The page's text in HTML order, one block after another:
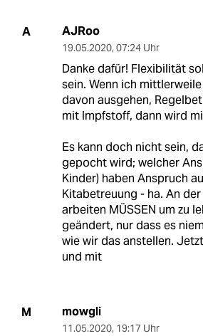
A AJRoo
19.05.2020, 07:24 Uhr
Danke dafür! Flexibilität
sein. Wenn ich
davon ausgehen,
mit Impfstoff, dann wird
Es kann doch nicht sein,
gepocht wird; welcher
Kinder) haben Anspruch
Kitabetreuung - ha. An
arbeiten MÜSSEN um zu
geändert, nur dass es
wie wir das anstellen.
und mit
M mowgli
11.05.2020, 19:17 Uhr